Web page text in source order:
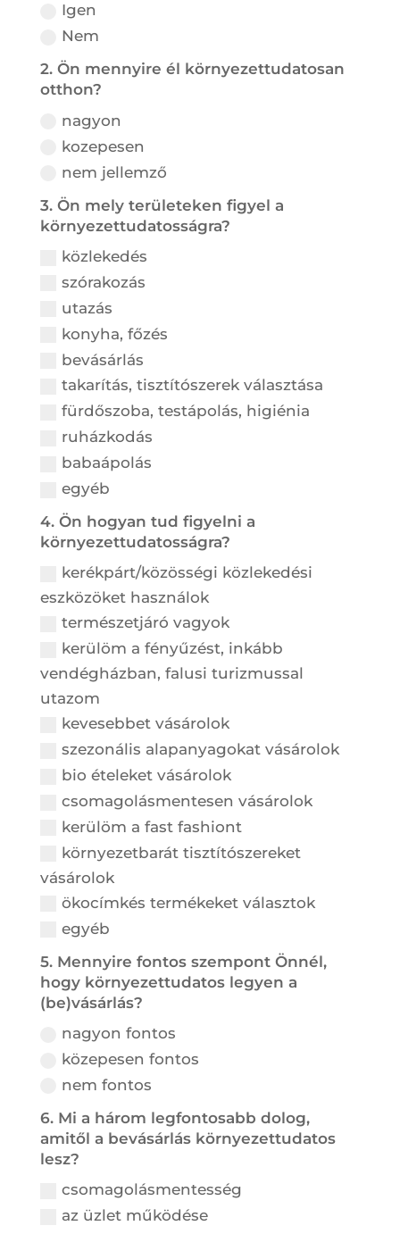
Igen
Nem
2. Ön mennyire él környezettudatosan
otthon?
nagyon
kozepesen
nem jellemző
3. Ön mely területeken figyel a
környezettudatosságra?
közlekedés
szórakozás
utazás
konyha, főzés
bevásárlás
takarítás, tisztítószerek választása
fürdőszoba, testápolás, higiénia
ruházkodás
babaápolás
egyéb
4. Ön hogyan tud figyelni a
környezettudatosságra?
kerékpárt/közösségi közlekedési
eszközöket használok
természetjáró vagyok
kerülöm a fényűzést, inkább
vendégházban, falusi turizmussal
utazom
kevesebbet vásárolok
szezonális alapanyagokat vásárolok
bio ételeket vásárolok
csomagolásmentesen vásárolok
kerülöm a fast fashiont
környezetbarát tisztítószereket
vásárolok
ökocímkés termékeket választok
egyéb
5. Mennyire fontos szempont Önnél,
hogy környezettudatos legyen a
(be)vásárlás?
nagyon fontos
közepesen fontos
nem fontos
6. Mi a három legfontosabb dolog,
amitől a bevásárlás környezettudatos
lesz?
csomagolásmentesség
az üzlet működése